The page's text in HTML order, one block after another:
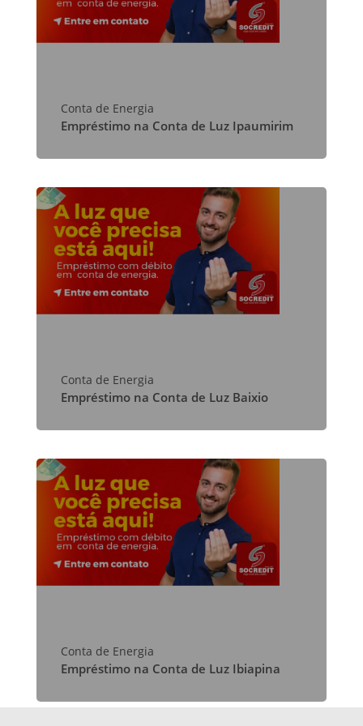
Conta de Energia
Empréstimo na Conta de Luz Ipaumirim
Conta de Energia
Empréstimo na Conta de Luz Baixio
Conta de Energia
Empréstimo na Conta de Luz Ibiapina